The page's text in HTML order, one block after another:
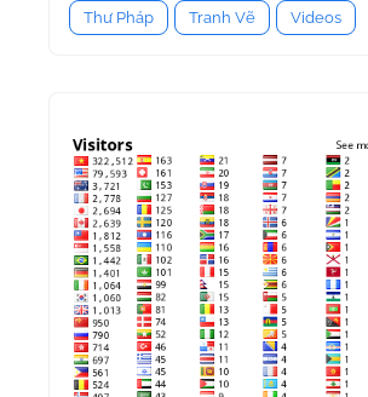
Thư Pháp Tranh Vẽ Videos